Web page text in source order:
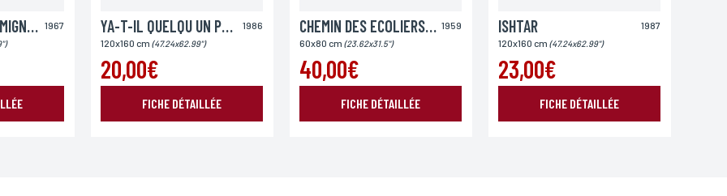
1967
PAS FOLLES LES MIGNONNES 1986
YA-T-IL QUELQU UN POUR TUER MA FEMME
120x160 cm (47.24x62.99")
20,00€
FICHE DÉTAILLÉE
1959
CHEMIN DES ECOLIERS (LE)
60x80 cm (23.62x31.5")
40,00€
FICHE DÉTAILLÉE
1987
ISHTAR
120x160 cm (47.24x62.99")
23,00€
FICHE DÉTAILLÉE